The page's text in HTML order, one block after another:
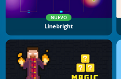
NUEVO
Linebright